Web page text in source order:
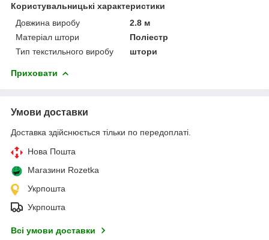
Користувальницькі характеристики
Довжина виробу
2.8 м
Матеріал штори
Поліестр
Тип текстильного виробу
штори
Приховати
Умови доставки
Доставка здійснюється тільки по передоплаті.
Нова Пошта
Магазини Rozetka
Укрпошта
Укрпошта
Всі умови доставки